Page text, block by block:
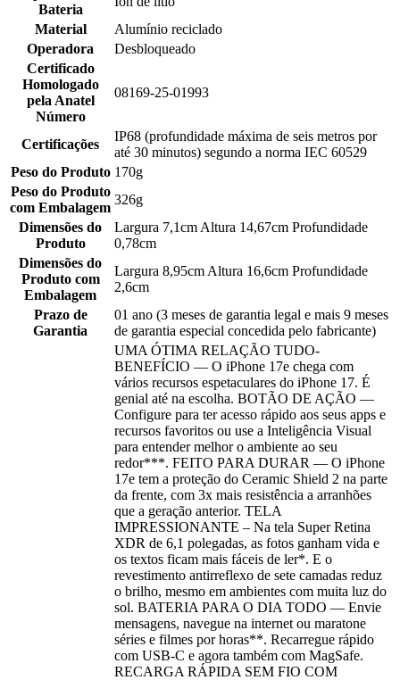
Bateria
Material
Alumínio reciclado
Operadora
Desbloqueado
Certificado
Homologado
pela Anatel
Número
08169-25-01993
Certificações
IP68 (profundidade máxima de seis metros por
até 30 minutos) segundo a norma IEC 60529
Peso do Produto 170g
Peso do Produto
com Embalagem
326g
Dimensões do
Produto
Largura 7,1cm Altura 14,67cm Profundidade
0,78cm
Dimensões do
Produto com
Embalagem
Largura 8,95cm Altura 16,6cm Profundidade
2,6cm
Prazo de
Garantia
01 ano (3 meses de garantia legal e mais 9 meses
de garantia especial concedida pelo fabricante)
UMA ÓTIMA RELAÇÃO TUDO-
BENEFÍCIO — O iPhone 17e chega com
vários recursos espetaculares do iPhone 17. É
genial até na escolha. BOTÃO DE AÇÃO —
Configure para ter acesso rápido aos seus apps e
recursos favoritos ou use a Inteligência Visual
para entender melhor o ambiente ao seu
redor***. FEITO PARA DURAR — O iPhone
17e tem a proteção do Ceramic Shield 2 na parte
da frente, com 3x mais resistência a arranhões
que a geração anterior. TELA
IMPRESSIONANTE – Na tela Super Retina
XDR de 6,1 polegadas, as fotos ganham vida e
os textos ficam mais fáceis de ler*. E o
revestimento antirreflexo de sete camadas reduz
o brilho, mesmo em ambientes com muita luz do
sol. BATERIA PARA O DIA TODO — Envie
mensagens, navegue na internet ou maratone
séries e filmes por horas**. Recarregue rápido
com USB-C e agora também com MagSafe.
RECARGA RÁPIDA SEM FIO COM